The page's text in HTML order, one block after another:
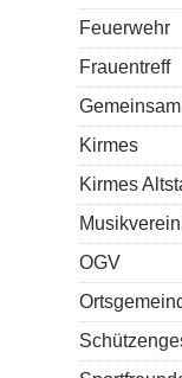
Feuerwehr
Frauentreff
Kirmes
Kirmes
OGV